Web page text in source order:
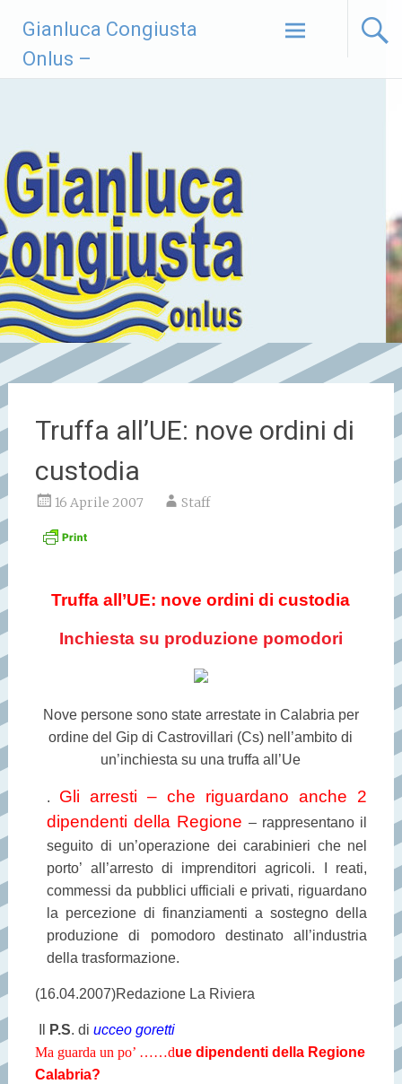
contenuto
Gianluca Congiusta
Onlus –
Truffa all’UE: nove ordini di
custodia
16 Aprile 2007 Staff
Truffa all’UE: nove ordini di custodia
Inchiesta su produzione pomodori
Nove persone sono state arrestate in Calabria per
ordine del Gip di Castrovillari (Cs) nell’ambito di
un’inchiesta su una truffa all’Ue
. Gli arresti – che riguardano anche 2
dipendenti della Regione – rappresentano il
seguito di un’operazione dei carabinieri che nel
porto’ all’arresto di imprenditori agricoli. I reati,
commessi da pubblici ufficiali e privati, riguardano
la percezione di finanziamenti a sostegno della
produzione di pomodoro destinato all’industria
della trasformazione.
(16.04.2007)Redazione La Riviera
P.S. di ucceo goretti
Ma guarda un po’ ……due dipendenti della Regione
Calabria?